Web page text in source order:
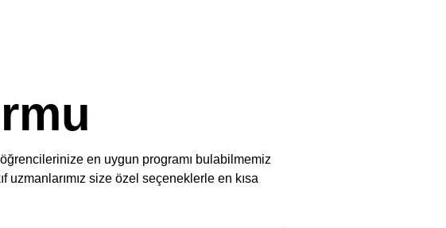
en uygun programı bulabilmemiz
uzmanlarımız size özel seçeneklerle en kısa